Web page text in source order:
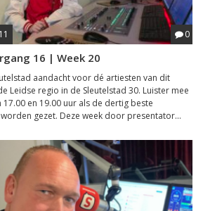
0
16 | Week 20
aandacht voor dé artiesten van dit
Leidse regio in de Sleutelstad 30. Luister mee
en 19.00 uur als de dertig beste
gezet. Deze week door presentator...